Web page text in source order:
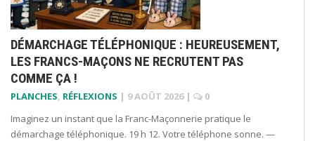
DÉMARCHAGE TÉLÉPHONIQUE : HEUREUSEMENT,
LES FRANCS-MAÇONS NE RECRUTENT PAS
COMME ÇA !
PLANCHES, RÉFLEXIONS | 9 AOÛT 2026 |
0
Imaginez un instant que la Franc-Maçonnerie pratique le
démarchage téléphonique. 19 h 12. Votre téléphone sonne. —